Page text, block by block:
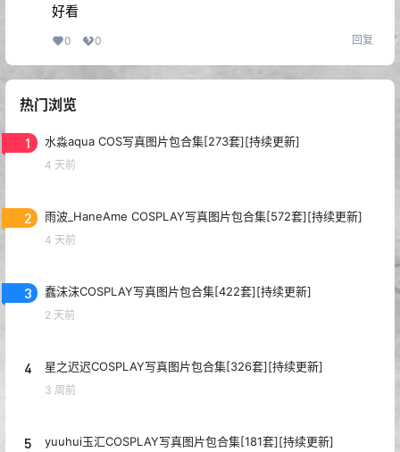
好看
0 0 回复
热门浏览
1 水淼aqua COS写真图片包合集[273套][持续更新]
4 天前
2 雨波_HaneAme COSPLAY写真图片包合集[572套][持续更新]
4 天前
3 蠢沫沫COSPLAY写真图片包合集[422套][持续更新]
2 天前
4 星之迟迟COSPLAY写真图片包合集[326套][持续更新]
3 周前
5 yuuhui玉汇COSPLAY写真图片包合集[181套][持续更新]